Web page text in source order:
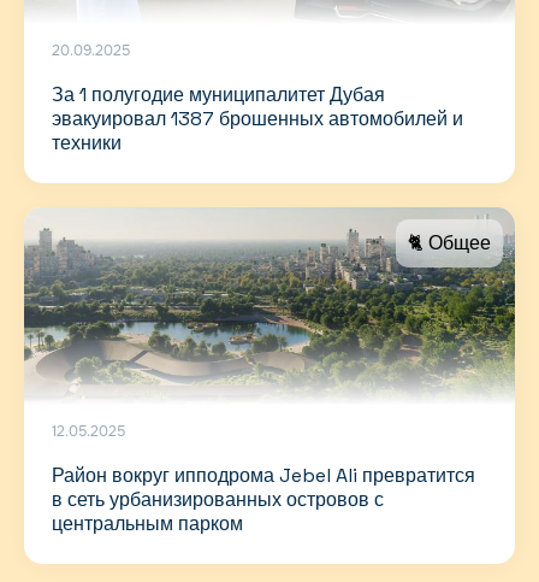
20.09.2025
За 1 полугодие муниципалитет Дубая
эвакуировал 1387 брошенных автомобилей и
техники
🐈 Общее
12.05.2025
Район вокруг ипподрома Jebel Ali превратится
в сеть урбанизированных островов с
центральным парком